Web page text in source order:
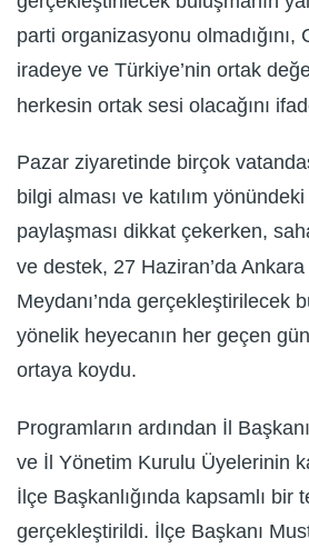
parti organizasyonu olmadığını,
iradeye ve Türkiye’nin ortak
herkesin ortak sesi olacağını
Pazar ziyaretinde birçok
bilgi alması ve katılım
paylaşması dikkat çekerken,
ve destek, 27 Haziran’da
Meydanı’nda gerçekleştirilecek
yönelik heyecanın her geçen
ortaya koydu.
Programların ardından İl
ve İl Yönetim Kurulu Üyelerinin
İlçe Başkanlığında kapsamlı bir
gerçekleştirildi. İlçe Başkanı